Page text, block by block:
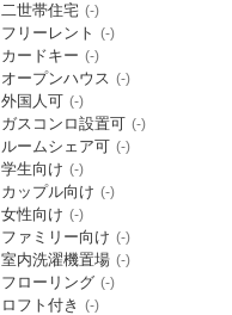
二世帯住宅 (-)
フリーレント (-)
カードキー (-)
オープンハウス (-)
外国人可 (-)
ガスコンロ設置可 (-)
ルームシェア可 (-)
学生向け (-)
カップル向け (-)
女性向け (-)
ファミリー向け (-)
室内洗濯機置場 (-)
フローリング (-)
ロフト付き (-)